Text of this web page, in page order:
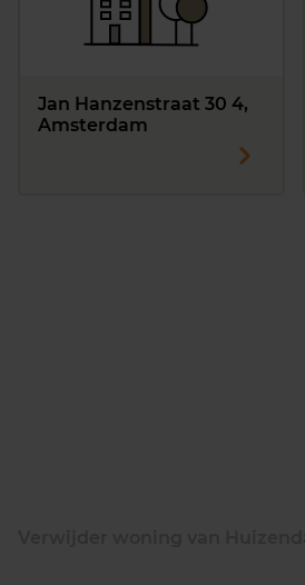
Jan Hanzenstraat 30 4,
Amsterdam